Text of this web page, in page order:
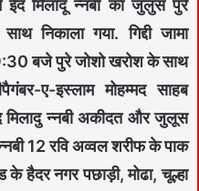
ईद मिलादू न्नबी का जुलुस पुरे
निकाला गया. गिद्दी जामा
बजे पुरे जोशो खरोश के साथ
ए-इस्लाम मोहम्मद साहब
मिलादु न्नबी अकीदत और जुलूस
12 रवि अव्वल शरीफ के पाक
के हैदर नगर पछाड़ी, मोढा, चूल्हा